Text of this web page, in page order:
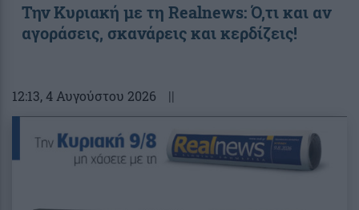
Την Κυριακή με τη Realnews: Ό,τι και αν
αγοράσεις, σκανάρεις και κερδίζεις!
12:13, 4 Αυγούστου 2026 ||